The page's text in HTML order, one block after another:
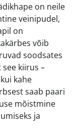
on neile
veinipudel,
on
võib
soodsates
kiirus –
kahe
saab paari
mõistmine
ja